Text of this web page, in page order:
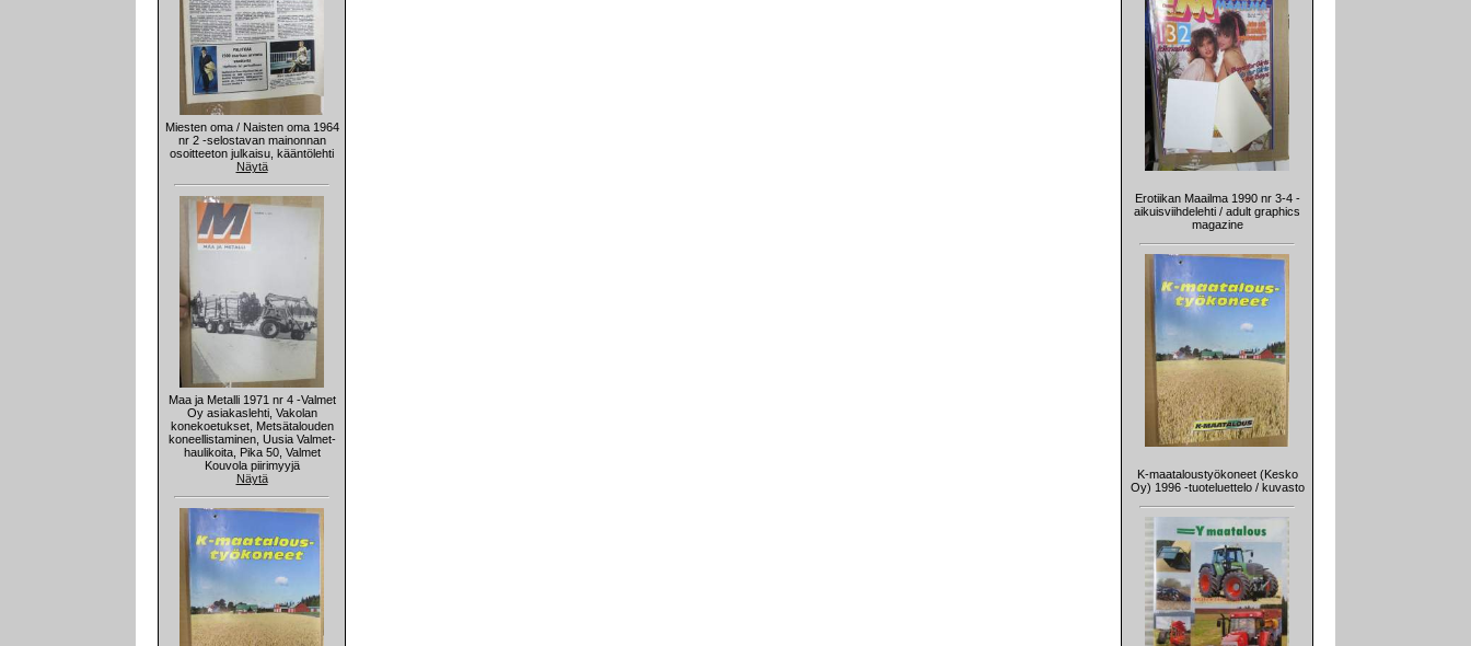
Miesten oma / Naisten oma 1964
nr 2 -selostavan mainonnan
osoitteeton julkaisu, kääntölehti
Näytä
Maa ja Metalli 1971 nr 4 -Valmet
Oy asiakaslehti, Vakolan
konekoetukset, Metsätalouden
koneellistaminen, Uusia Valmet-
haulikoita, Pika 50, Valmet
Kouvola piirimyyjä
Näytä
Erotiikan Maailma 1990 nr 3-4 -
aikuisviihdelehti / adult graphics
magazine
K-maataloustyökoneet (Kesko
Oy) 1996 -tuoteluettelo / kuvasto